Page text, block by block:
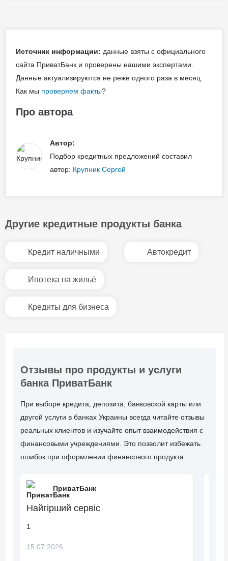
Источник информации: данные взяты с официального
сайта ПриватБанк и проверены нашими экспертами.
Данные актуализируются не реже одного раза в месяц.
Как мы проверяем факты?
Про автора
Автор:
Подбор кредитных предложений составил
автор: Крупник Сергей
Другие кредитные продукты банка
Кредит наличными Автокредит
Ипотека на жильё
Кредиты для бизнеса
Отзывы про продукты и услуги
банка ПриватБанк
При выборе кредита, депозита, банковской карты или
другой услуги в банках Украины всегда читайте отзывы
реальных клиентов и изучайте опыт взаимодействия с
финансовыми учреждениями. Это позволит избежать
ошибок при оформлении финансового продукта.
ПриватБанк
Найгірший сервіс
1
15.07.2026